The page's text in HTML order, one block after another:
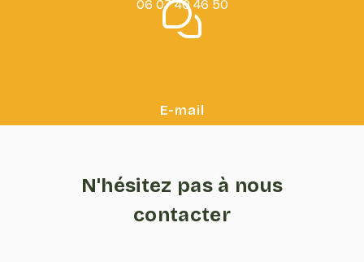
06 07 40 46 50
E-mail
N'hésitez pas à nous
contacter